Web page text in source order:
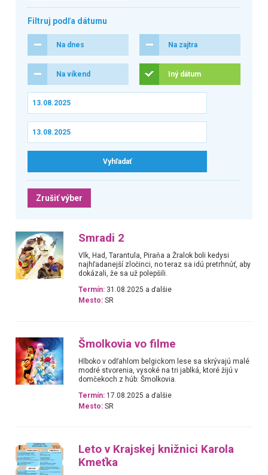
Filtruj podľa dátumu
Na dnes Na zajtra
Na víkend Iný dátum
Zrušiť výber
Smradi 2
Vlk, Had, Tarantula, Piraňa a Žralok boli kedysi
najhľadanejší zločinci, no teraz sa idú pretrhnúť, aby
dokázali, že sa už polepšili.
Termín: 31.08.2025 a ďalšie
Mesto: SR
Šmolkovia vo filme
Hlboko v odľahlom belgickom lese sa skrývajú malé
modré stvorenia, vysoké na tri jablká, ktoré žijú v
domčekoch z húb: Šmolkovia.
Termín: 17.08.2025 a ďalšie
Mesto: SR
Leto v Krajskej knižnici Karola
Kmeťka